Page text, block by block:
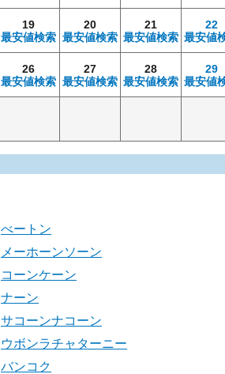
19
最安値検索
20
最安値検索
21
最安値検索
22
最安値
26
最安値検索
27
最安値検索
28
最安値検索
29
最安値
べートン
メーホーンソーン
コーンケーン
ナーン
サコーンナコーン
ウボンラチャターニー
バンコク